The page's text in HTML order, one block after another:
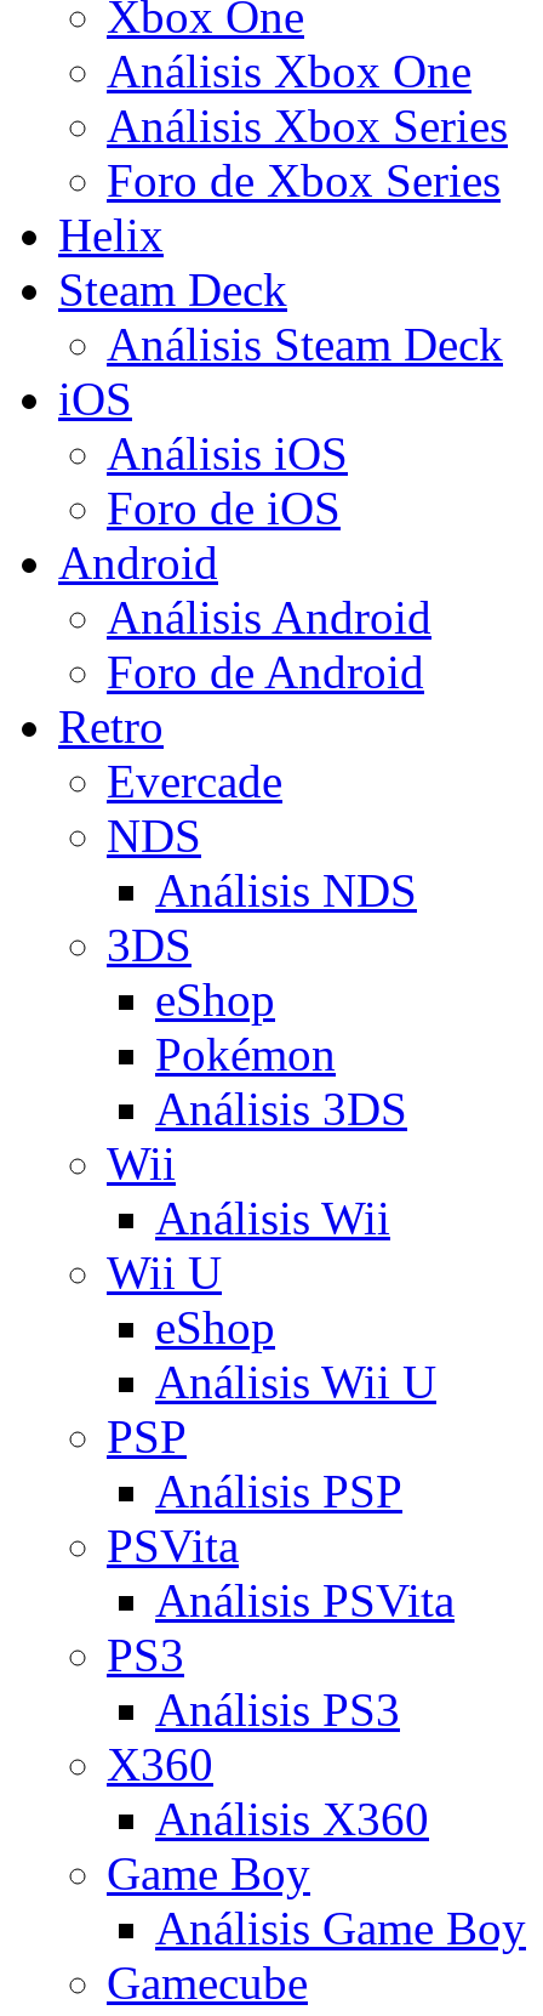
Xbox One
Análisis Xbox One
Análisis Xbox Series
Foro de Xbox Series
Helix
Steam Deck
Análisis Steam Deck
iOS
Análisis iOS
Foro de iOS
Android
Análisis Android
Foro de Android
Retro
Evercade
NDS
Análisis NDS
3DS
eShop
Pokémon
Análisis 3DS
Wii
Análisis Wii
Wii U
eShop
Análisis Wii U
PSP
Análisis PSP
PSVita
Análisis PSVita
PS3
Análisis PS3
X360
Análisis X360
Game Boy
Análisis Game Boy
Gamecube